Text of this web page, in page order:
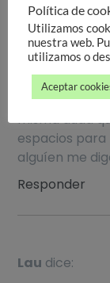
Rose me ha
misma duda
espacios
alguíen me
Responder
Lau dice:
Política de
Utilizamos
nuestra web.
utilizamos o
Aceptar